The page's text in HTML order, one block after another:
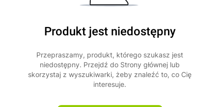
Produkt jest niedostępny
Przepraszamy, produkt, którego szukasz jest
niedostępny. Przejdź do Strony głównej lub
skorzystaj z wyszukiwarki, żeby znaleźć to, co Cię
interesuje.